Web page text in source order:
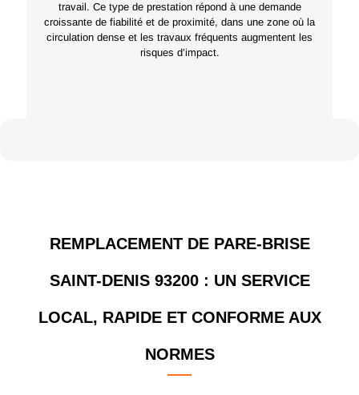
travail. Ce type de prestation répond à une demande
croissante de fiabilité et de proximité, dans une zone où la
circulation dense et les travaux fréquents augmentent les
risques d’impact.
REMPLACEMENT DE PARE-BRISE
SAINT-DENIS 93200 : UN SERVICE
LOCAL, RAPIDE ET CONFORME AUX
NORMES